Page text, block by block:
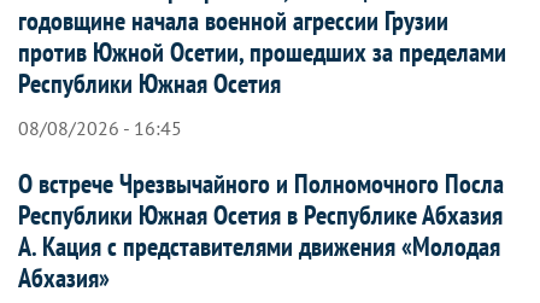
годовщине начала военной агрессии Грузии
против Южной Осетии, прошедших за пределами
Республики Южная Осетия
08/08/2026 - 16:45
О встрече Чрезвычайного и Полномочного Посла
Республики Южная Осетия в Республике Абхазия
А. Кация с представителями движения «Молодая
Абхазия»